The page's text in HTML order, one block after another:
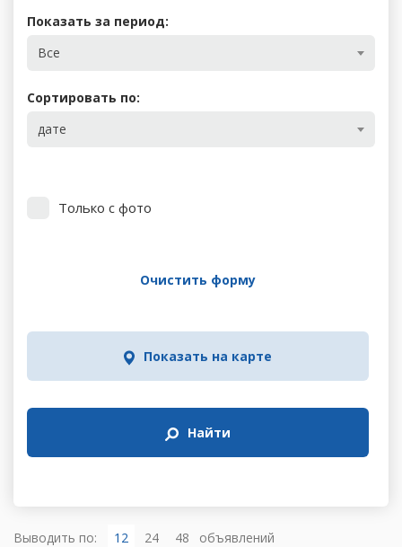
Показать за период:
Все
Сортировать по:
дате
Только с фото
Очистить форму
Показать на карте
Найти
Выводить по: 12 24 48 объявлений